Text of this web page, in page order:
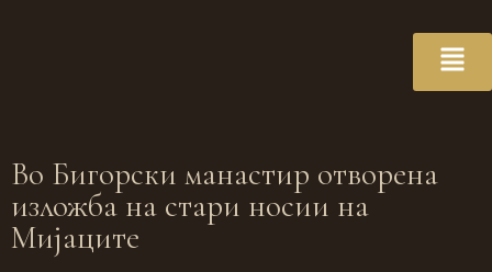
Во Бигорски манастир отворена
изложба на стари носии на
Мијаците